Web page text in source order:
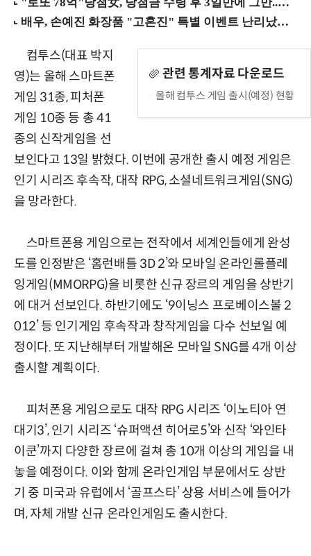
관련 통계자료 다운로드
올해 컴투스 게임 출시(예정) 현황
컴투스(대표 박지
영)는 올해 스마트폰
게임 31종, 피처폰
게임 10종 등 총 41
종의 신작게임을 선
보인다고 13일 밝혔다. 이번에 공개한 출시 예정 게임은
인기 시리즈 후속작, 대작 RPG, 소셜네트워크게임(SNG)
을 망라한다.
스마트폰용 게임으로는 전작에서 세계인들에게 완성
도를 인정받은 ‘홈런배틀 3D 2’와 모바일 온라인롤플레
잉게임(MMORPG)을 비롯한 신규 장르의 게임을 상반기
에 대거 선보인다. 하반기에도 ‘9이닝스 프로베이스볼 2
012’ 등 인기게임 후속작과 창작게임을 다수 선보일 예
정이다. 또 지난해부터 개발해온 모바일 SNG를 4개 이상
출시할 계획이다.
피처폰용 게임으로도 대작 RPG 시리즈 ‘이노티아 연
대기3’, 인기 시리즈 ‘슈퍼액션 히어로5’와 신작 ‘와인타
이쿤’까지 다양한 장르에 걸쳐 총 10개 이상의 게임을 내
놓을 예정이다. 이와 함께 온라인게임 부문에서도 상반
기 중 미국과 유럽에서 ‘골프스타’ 상용 서비스에 들어가
며, 자체 개발 신규 온라인게임도 출시한다.